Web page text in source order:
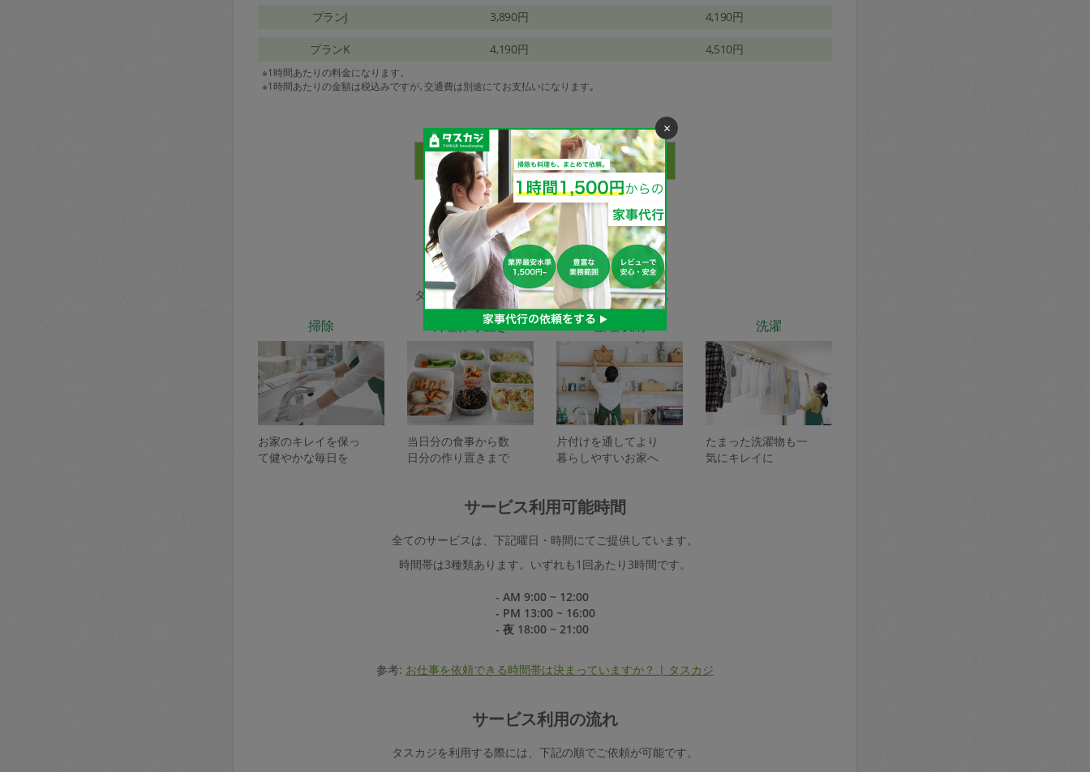
プランJ 3,890円 4,190円
プランK 4,190円 4,510円
※1時間あたりの料金になります。
※1時間あたりの金額は税込みですが､交通費は別途にてお支払いになります｡
家事代行サービスの種類
タスカジで依頼できるサービスは下記となります。
掃除
お家のキレイを保っ
て健やかな毎日を
料理作り置き
当日分の食事から数
日分の作り置きまで
整理収納
片付けを通してより
暮らしやすいお家へ
洗濯
たまった洗濯物も一
気にキレイに
サービス利用可能時間
全てのサービスは、下記曜日・時間にてご提供しています。
時間帯は3種類あります。いずれも1回あたり3時間です。
- AM 9:00 ~ 12:00
- PM 13:00 ~ 16:00
- 夜 18:00 ~ 21:00
参考: お仕事を依頼できる時間帯は決まっていますか？ | タスカジ
サービス利用の流れ
タスカジを利用する際には、下記の順でご依頼が可能です。
×